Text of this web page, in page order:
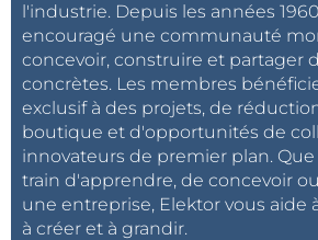
l'industrie. Depuis les années
encouragé une communauté
concevoir, construire et partager
concrètes. Les membres
exclusif à des projets, de
boutique et d'opportunités de
innovateurs de premier plan. Que
train d'apprendre, de concevoir
une entreprise, Elektor vous aide
à créer et à grandir.